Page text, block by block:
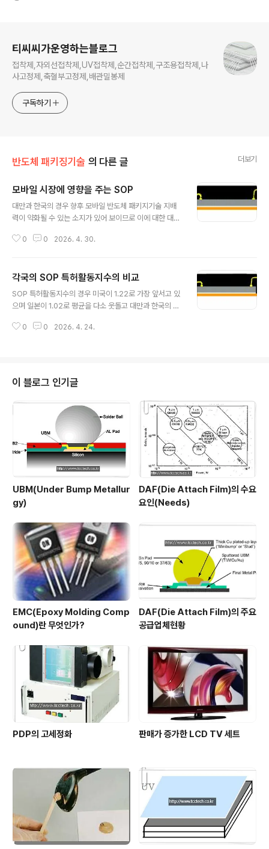
티씨씨가운영하는블로그
접착제,자외선접착제,UV접착제,순간접착제,구조용접착제,나
사고정제,축혈부고정제,배관밀봉제
구독하기
반도체 패키징기술 의 다른 글 더보기
모바일 시장에 영향을 주는 SOP
대만과 한국의 경우 향후 모바일 반도체 패키지기술 지배
력이 약화될 수 있는 소지가 있어 보이므로 이에 대한 대책
kr 0 0 2026. 4. 30.
각국의 SOP 특허활동지수의 비교
SOP 특허활동지수의 경우 미국이 1.22로 가장 앞서고 있
으며 일본이 1.02로 평균을 다소 웃돌고 대만과 한국의 경
www.tcctech.co.kr
0 0 2026. 4. 24.
이 블로그 인기글
UBM(Under Bump Metallur
gy)
DAF(Die Attach Film)의 수요
요인(Needs)
EMC(Epoxy Molding Comp
ound)란 무엇인가?
DAF(Die Attach Film)의 주요
공급업체현황
PDP의 고세정화 판매가 증가한 LCD TV 세트